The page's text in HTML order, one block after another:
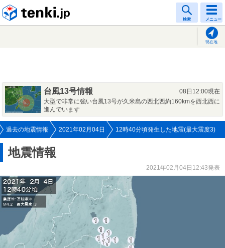
検索 メニュー
現在地
台風13号情報
08日12:00現在
大型で非常に強い台風13号が久米島の西北西約160kmを西北西に
進んでいます
過去の地震情報 2021年02月04日 12時40分頃発生した地震(最大震度3)
地震情報
2021年02月04日12:43発表